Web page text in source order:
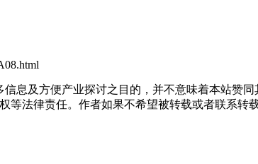
息及方便产业探讨之目的，并不意味着本站赞
法律责任。作者如果不希望被转载或者联系转